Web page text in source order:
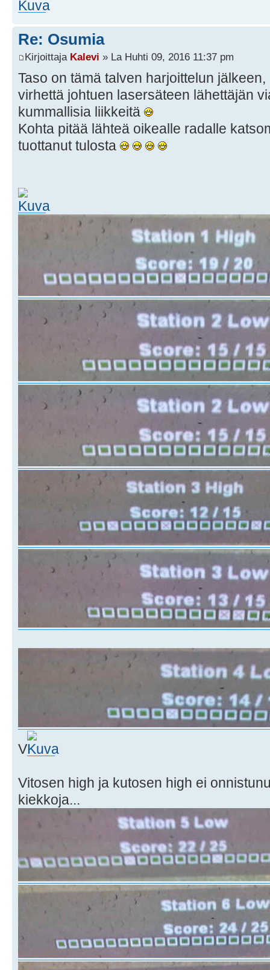
Re: Osumia
Kirjoittaja Kalevi » La Huhti 09, 2016 11:37 pm
Taso on tämä talven harjoittelun
virhettä johtuen lasersäteen lähettäjän
kummallisia liikkeitä
Kohta pitää lähteä oikealle radalle
tuottanut tulosta
V
Vitosen high ja kutosen high ei
kiekkoja...